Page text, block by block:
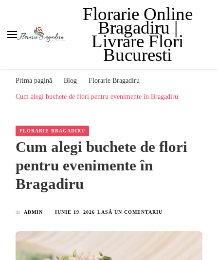
Florarie Online
Bragadiru |
Livrare Flori
Bucuresti
Prima pagină Blog Florarie Bragadiru
Cum alegi buchete de flori pentru evenimente în Bragadiru
FLORARIE BRAGADIRU
Cum alegi buchete de flori
pentru evenimente în
Bragadiru
de ADMIN IUNIE 19, 2026 LASĂ UN COMENTARIU